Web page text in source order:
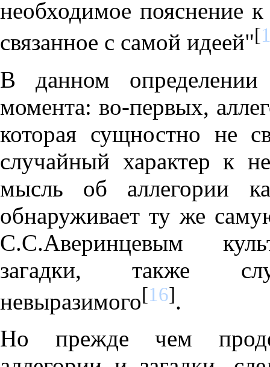
необходимое пояснение
связанное с самой идеей"[
В данном
момента: во-первых,
которая сущностно не
случайный характер к
мысль об аллегории
обнаруживает ту же
С.С.Аверинцевым
загадки, также
невыразимого[16].
Но прежде чем